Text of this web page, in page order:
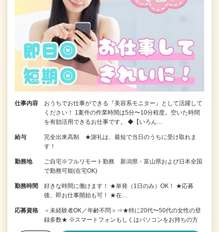
仕事内容
おうちでお仕事ができる『美容系モニター』として活躍して
ください！ 1案件の作業時間は5分〜10分程度。空いた時間
を有効活用できるお仕事です。 ◆【いろん…
給与
完全出来高制 ★謝礼は、最短で当日のうちに受け取れま
す！
勤務地
ご自宅※フルリモート勤務 新潟県・富山県および日本全国
で勤務可能(在宅OK)
勤務時間
好きな時間に働けます！ ★単発（1日のみ）OK！ ★応募
後、即お仕事開始も可！ ★在…
応募資格
＜未経験者OK／年齢不問＞⇒★特に20代〜50代の女性の登
録多数★ ※スマートフォンもしくはパソコンをお持ちの方